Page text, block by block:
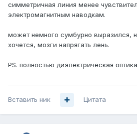
симметричная линия менее
электромагнитным наводкам.
может немного сумбурно выразился,
хочется, мозги напрягать лень.
PS. полностью диэлектрическая
Вставить ник Цитата